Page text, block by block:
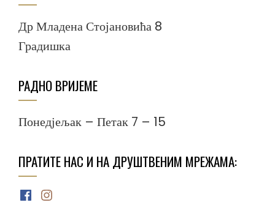
Др Младена Стојановића 8
Градишка
РАДНО ВРИЈЕМЕ
Понедјељак – Петак 7 – 15
ПРАТИТЕ НАС И НА ДРУШТВЕНИМ МРЕЖАМА:
Facebook
Instagram